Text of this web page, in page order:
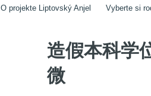
O projekte Liptovský Anjel Vyberte si
造假本科学
微